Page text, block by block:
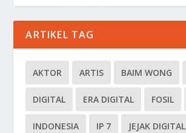
ARTIKEL TAG
AKTOR ARTIS BAIM WONG
DIGITAL ERA DIGITAL FOSIL
INDONESIA IP 7 JEJAK DIGITAL